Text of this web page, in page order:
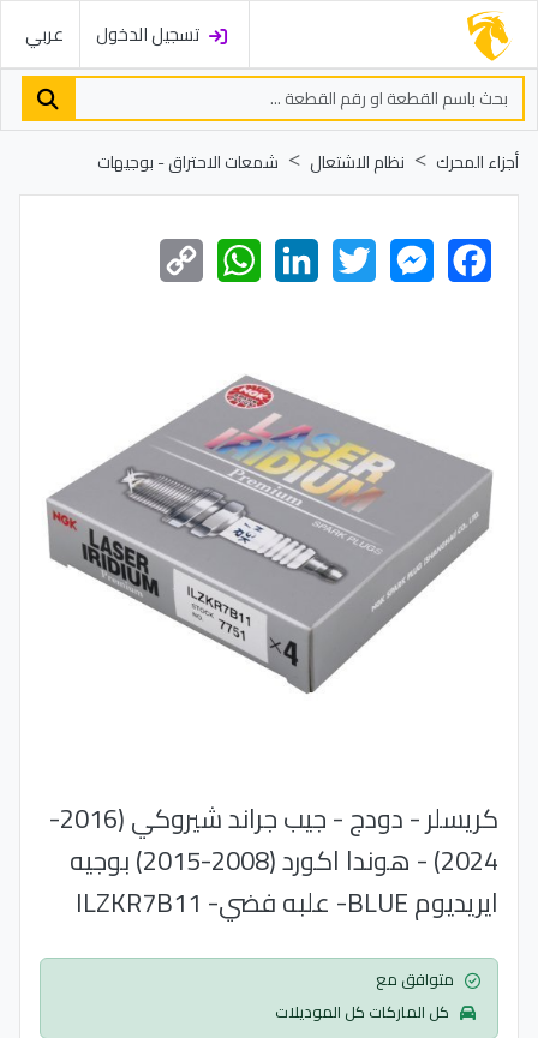
تسجيل الدخول عربي
أجزاء المحرك نظام الاشتعال شمعات الاحتراق - بوجيهات
Facebook
Messenger
Twitter
LinkedIn
WhatsApp
Copy
Link
كريسلر - دودج - جيب جراند شيروكي (2016-
2024) - هوندا اكورد (2008-2015) بوجيه
ايريديوم BLUE- علبه فضي- ILZKR7B11
كل الماركات كل الموديلات